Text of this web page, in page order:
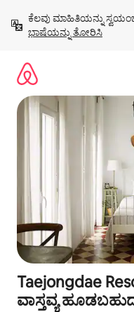
ಹೋಗಿ
ಕೆಲವು ಮಾಹಿತಿಯನ್ನು
ಭಾಷೆಯನ್ನು ತೋರಿಸಿ
Taejongdae
ವಾಸ್ತವ್ಯ